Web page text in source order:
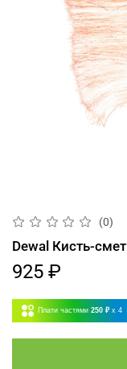
(0)
Dewal Кисть-
925 ₽
Плати частями 250 ₽ x 4